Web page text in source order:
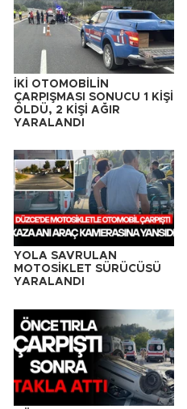
İKİ OTOMOBİLİN
ÇARPIŞMASI SONUCU 1 KİŞİ
ÖLDÜ, 2 KİŞİ AĞIR
YARALANDI
YOLA SAVRULAN
MOTOSİKLET SÜRÜCÜSÜ
YARALANDI